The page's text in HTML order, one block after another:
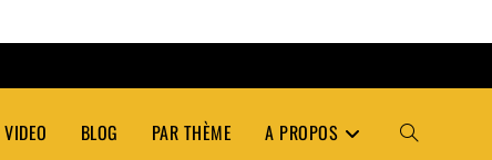
VIDEO BLOG PAR THÈME A PROPOS TOGGLE